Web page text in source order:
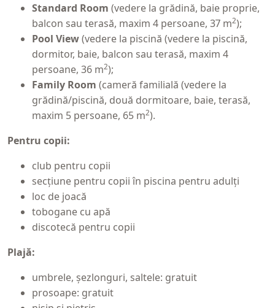
Standard Room (vedere la grădină, baie proprie,
balcon sau terasă, maxim 4 persoane, 37 m2);
Pool View(vedere la piscină (vedere la piscină,
dormitor, baie, balcon sau terasă, maxim 4
persoane, 36 m2);
Family Room (cameră familială (vedere la
grădină/piscină, două dormitoare, baie, terasă,
maxim 5 persoane, 65 m2).
Pentru copii:
club pentru copii
secțiune pentru copii în piscina pentru adulți
loc de joacă
tobogane cu apă
discotecă pentru copii
Plajă:
umbrele, șezlonguri, saltele: gratuit
prosoape: gratuit